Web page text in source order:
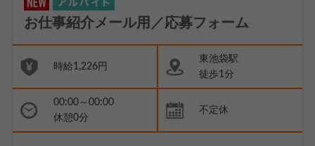
お仕事紹介メール用／応募フォーム
時給1,226円
東池袋駅
徒歩1分
00:00～00:00
休憩0分
不定休